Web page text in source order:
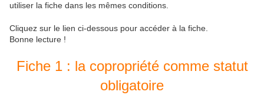
utiliser la fiche dans les mêmes conditions.
Cliquez sur le lien ci-dessous pour accéder à la fiche.
Bonne lecture !
Fiche 1 : la copropriété comme statut
obligatoire